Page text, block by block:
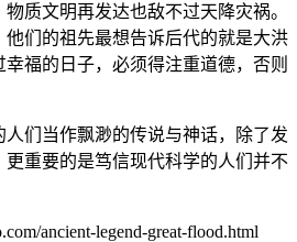
质文明再发达也敌不过天降灾祸。
他们的祖先最想告诉后代的就是大洪
福的日子，必须得注重道德，否则
们当作飘渺的传说与神话，除了发
重要的是笃信现代科学的人们并不
ancient-legend-great-flood.html